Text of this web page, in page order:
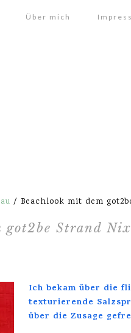
Über mich
/ Beachlook mit dem
got2be Strand
Ich bekam über die
texturierende
über die Zusage